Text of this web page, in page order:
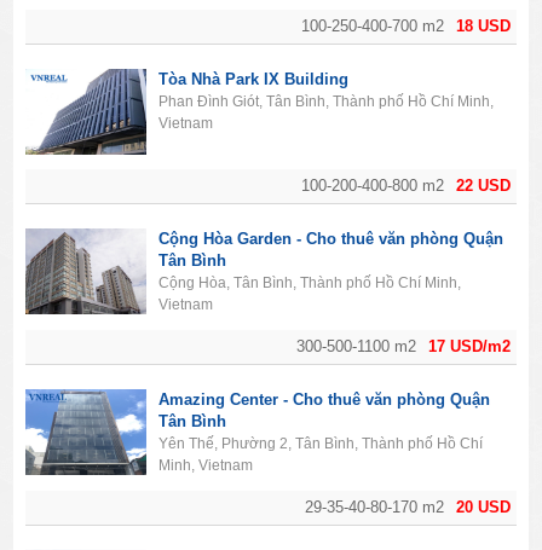
18 USD
100-250-400-700 m2
22 USD
100-200-400-800 m2
Tòa Nhà Park IX Building
Phan Đình Giót, Tân Bình, Thành phố Hồ Chí Minh,
Vietnam
17 USD/m2
300-500-1100 m2
Cộng Hòa Garden - Cho thuê văn phòng Quận
Tân Bình
Cộng Hòa, Tân Bình, Thành phố Hồ Chí Minh,
Vietnam
20 USD
29-35-40-80-170 m2
Amazing Center - Cho thuê văn phòng Quận
Tân Bình
Yên Thế, Phường 2, Tân Bình, Thành phố Hồ Chí
Minh, Vietnam